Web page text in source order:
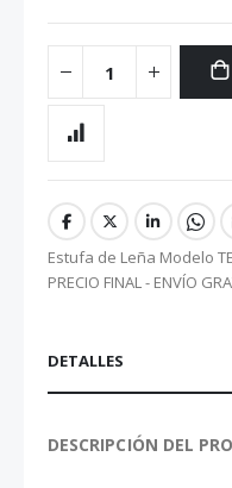
Estufa de Leña Modelo
PRECIO FINAL - ENVÍO
DETALLES
DESCRIPCIÓN DEL